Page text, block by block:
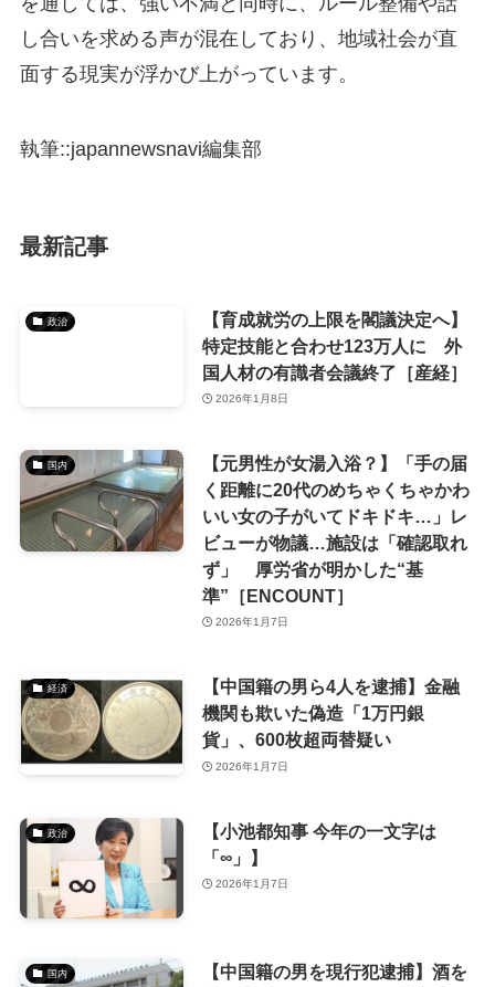
し合いを求める声が混在しており、地域社会が直
面する現実が浮かび上がっています。
執筆::japannewsnavi編集部
最新記事
政治
【育成就労の上限を閣議決定へ】
特定技能と合わせ123万人に 外
国人材の有識者会議終了［産経］
2026年1月8日
国内
【元男性が女湯入浴？】「手の届
く距離に20代のめちゃくちゃかわ
いい女の子がいてドキドキ…」レ
ビューが物議…施設は「確認取れ
ず」 厚労省が明かした“基
準”［ENCOUNT］
2026年1月7日
経済
【中国籍の男ら4人を逮捕】金融
機関も欺いた偽造「1万円銀
貨」、600枚超両替疑い
2026年1月7日
政治
【小池都知事 今年の一文字は
「∞」】
2026年1月7日
国内
【中国籍の男を現行犯逮捕】酒を